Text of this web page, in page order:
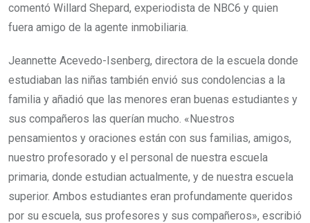
comentó Willard Shepard, experiodista de NBC6 y quien
fuera amigo de la agente inmobiliaria.
Jeannette Acevedo-Isenberg, directora de la escuela donde
estudiaban las niñas también envió sus condolencias a la
familia y añadió que las menores eran buenas estudiantes y
sus compañeros las querían mucho. «Nuestros
pensamientos y oraciones están con sus familias, amigos,
nuestro profesorado y el personal de nuestra escuela
primaria, donde estudian actualmente, y de nuestra escuela
superior. Ambos estudiantes eran profundamente queridos
por su escuela, sus profesores y sus compañeros», escribió